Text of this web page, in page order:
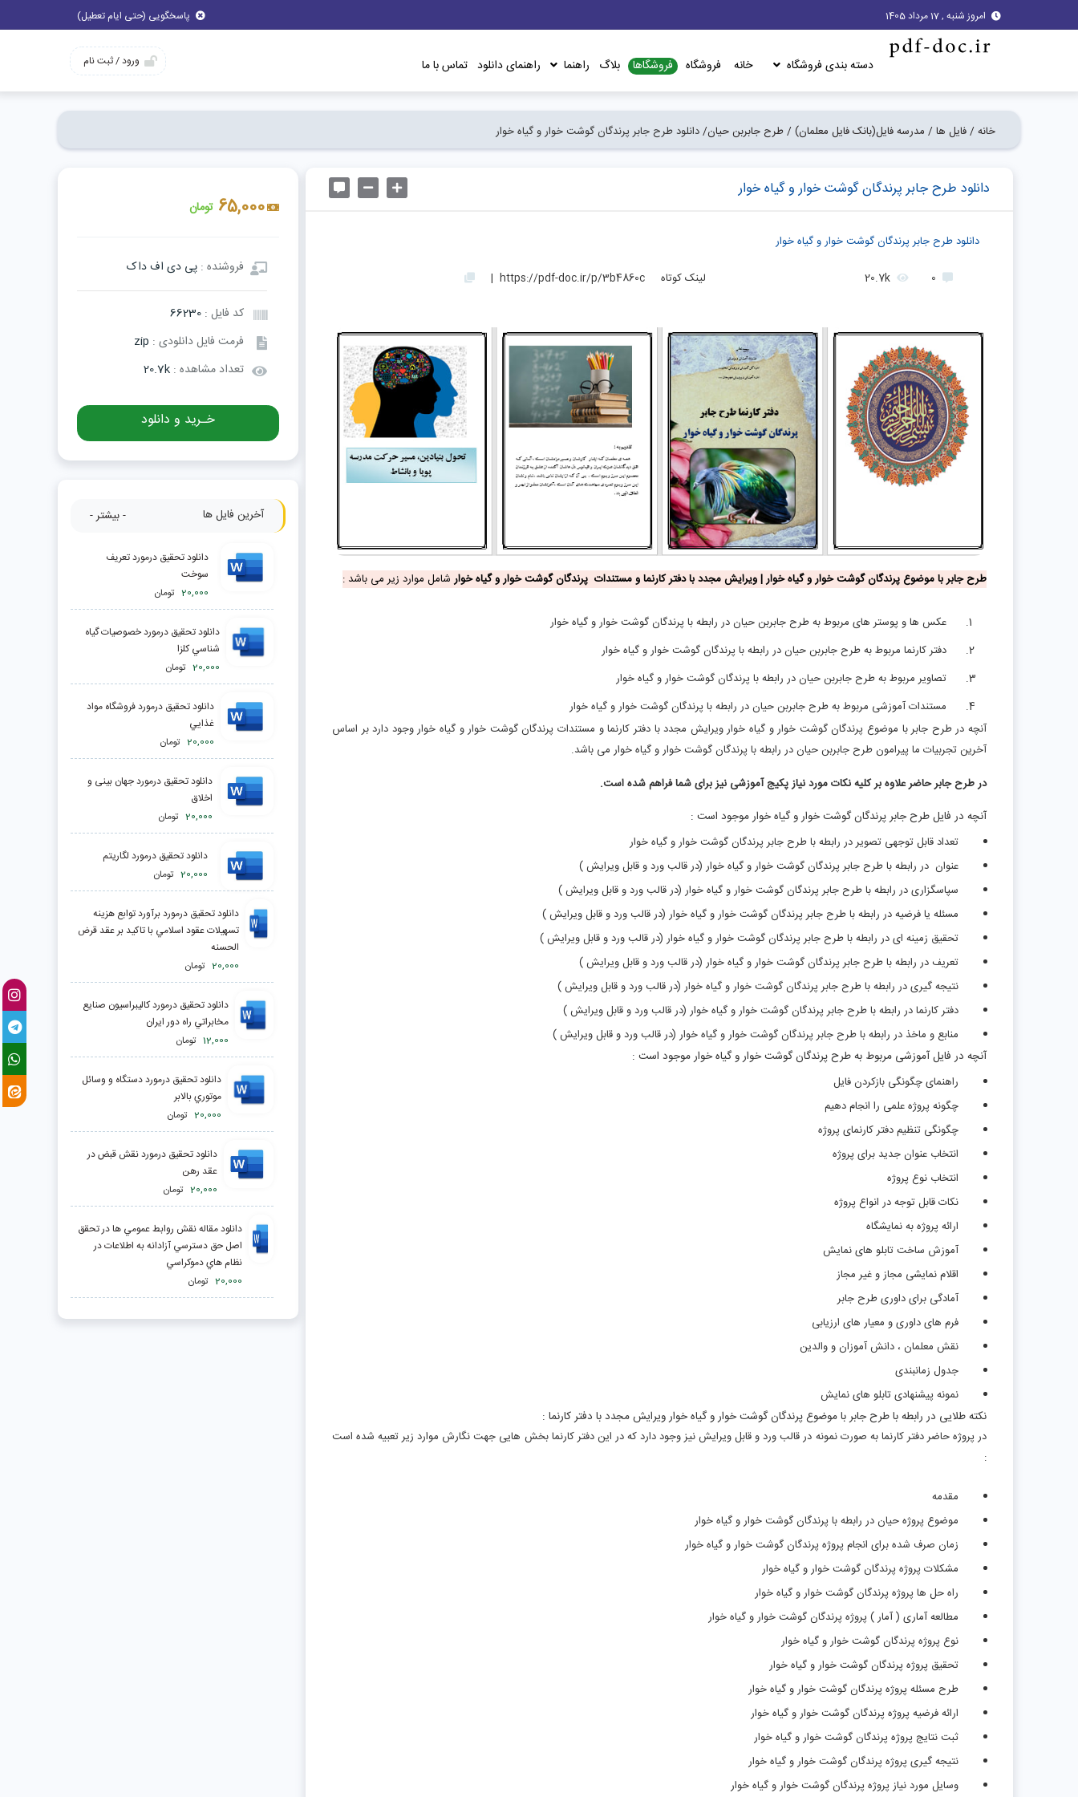
امروز شنبه , 17 مرداد 1405 پاسخگویی (حتی ایام تعطیل)
دسته بندی فروشگاه خانه فروشگاه فروشگاها بلاگ راهنما راهنمای دانلود تماس با ما ورود / ثبت نام
خانه /فایل ها / مدرسه فایل(بانک فایل معلمان) /طرح جابربن حیان/دانلود طرح جابر پرندگان گوشت خوار و گیاه خوار
65,000 تومان
فروشنده : پی دی اف داک
کد فایل : 66230
فرمت فایل دانلودی : zip
تعداد مشاهده : 20.7k
خـرید و دانلود
آخرین فایل ها - بیشتر -
دانلود تحقیق درمورد تعریف
سوخت
20,000 تومان
دانلود تحقیق درمورد خصوصيات گياه
شناسي كلزا
20,000 تومان
دانلود تحقیق درمورد فروشگاه مواد
غذايي
20,000 تومان
دانلود تحقیق درمورد جهان‏ بينى و
اخلاق
20,000 تومان
دانلود تحقیق درمورد لگاريتم
20,000 تومان
دانلود تحقیق درمورد برآورد توابع هزينه
تسهيلات عقود اسلامي با تاكيد بر عقد قرض
الحسنه
20,000 تومان
دانلود تحقیق درمورد كاليبراسيون صنايع
مخابراتي راه دور ايران
12,000 تومان
دانلود تحقیق درمورد دستگاه و وسائل
موتوري بالابر
20,000 تومان
دانلود تحقیق درمورد نقش قبض در
عقد رهن
20,000 تومان
دانلود مقاله نقش روابط عمومي ها در تحقق
اصل حق دسترسي آزادانه به اطلاعات در
نظام هاي دموكراسي
20,000 تومان
دانلود طرح جابر پرندگان گوشت خوار و گیاه خوار
دانلود طرح جابر پرندگان گوشت خوار و گیاه خوار
0
20.7k لینک کوتاه https://pdf-doc.ir/p/3b4860c
|
طرح جابر با موضوع پرندگان گوشت خوار و گیاه خوار | ویرایش مجدد با دفتر کارنما و مستندات پرندگان گوشت خوار و گیاه خوارشامل موارد زیر می باشد :
عکس ها و پوستر های مربوط به طرح جابربن حیان در رابطه با پرندگان گوشت خوار و گیاه خوار
دفتر کارنما مربوط به طرح جابربن حیان در رابطه با پرندگان گوشت خوار و گیاه خوار
تصاویر مربوط به طرح جابربن حیان در رابطه با پرندگان گوشت خوار و گیاه خوار
مستندات آموزشی مربوط به طرح جابربن حیان در رابطه با پرندگان گوشت خوار و گیاه خوار
آنچه در طرح جابر با موضوع پرندگان گوشت خوار و گیاه خوار ویرایش مجدد با دفتر کارنما و مستندات پرندگان گوشت خوار و گیاه خوار وجود دارد بر اساس
آخرین تجربیات ما پیرامون طرح جابربن حیان در رابطه با پرندگان گوشت خوار و گیاه خوار می باشد.
در طرح جابر حاضر علاوه بر کلیه نکات مورد نیاز پکیج آموزشی نیز برای شما فراهم شده است.
آنچه در فایل طرح جابر پرندگان گوشت خوار و گیاه خوار موجود است :
تعداد قابل توجهی تصویر در رابطه با طرح جابر پرندگان گوشت خوار و گیاه خوار
عنوان در رابطه با طرح جابر پرندگان گوشت خوار و گیاه خوار (در قالب ورد و قابل ویرایش )
سپاسگزاری در رابطه با طرح جابر پرندگان گوشت خوار و گیاه خوار (در قالب ورد و قابل ویرایش )
مسئله یا فرضیه در رابطه با طرح جابر پرندگان گوشت خوار و گیاه خوار (در قالب ورد و قابل ویرایش )
تحقیق زمینه ای در رابطه با طرح جابر پرندگان گوشت خوار و گیاه خوار (در قالب ورد و قابل ویرایش )
تعریف در رابطه با طرح جابر پرندگان گوشت خوار و گیاه خوار (در قالب ورد و قابل ویرایش )
نتیجه گیری در رابطه با طرح جابر پرندگان گوشت خوار و گیاه خوار (در قالب ورد و قابل ویرایش )
دفتر کارنما در رابطه با طرح جابر پرندگان گوشت خوار و گیاه خوار (در قالب ورد و قابل ویرایش )
منابع و ماخذ در رابطه با طرح جابر پرندگان گوشت خوار و گیاه خوار (در قالب ورد و قابل ویرایش )
آنچه در فایل آموزشی مربوط به طرح پرندگان گوشت خوار و گیاه خوار موجود است :
راهنمای چگونگی بازکردن فایل
چگونه پروژه علمی را انجام دهیم
چگونگی تنظیم دفتر کارنمای پروژه
انتخاب عنوان جدید برای پروژه
انتخاب نوع پروژه
نکات قابل توجه در انواع پروژه
ارائه پروژه به نمایشگاه
آموزش ساخت تابلو های نمایش
اقلام نمایشی مجاز و غیر مجاز
آمادگی برای داوری طرح جابر
فرم های داوری و معیار های ارزیابی
نقش معلمان ، دانش آموزان و والدین
جدول زمانبندی
نمونه پیشنهادی تابلو های نمایش
نکته طلایی در رابطه با طرح جابر با موضوع پرندگان گوشت خوار و گیاه خوار ویرایش مجدد با دفتر کارنما :
در پروژه حاضر دفتر کارنما به صورت نمونه در قالب ورد و قابل ویرایش نیز وجود دارد که در این دفتر کارنما بخش هایی جهت نگارش موارد زیر تعبیه شده است
:
مقدمه
موضوع پروژه حیان در رابطه با پرندگان گوشت خوار و گیاه خوار
زمان صرف شده برای انجام پروژه پرندگان گوشت خوار و گیاه خوار
مشکلات پروژه پرندگان گوشت خوار و گیاه خوار
راه حل ها پروژه پرندگان گوشت خوار و گیاه خوار
مطالعه آماری ( آمار ) پروژه پرندگان گوشت خوار و گیاه خوار
نوع پروژه پرندگان گوشت خوار و گیاه خوار
تحقیق پروژه پرندگان گوشت خوار و گیاه خوار
طرح مسئله پروژه پرندگان گوشت خوار و گیاه خوار
ارائه فرضیه پروژه پرندگان گوشت خوار و گیاه خوار
ثبت نتایج پروژه پرندگان گوشت خوار و گیاه خوار
نتیجه گیری پروژه پرندگان گوشت خوار و گیاه خوار
وسایل مورد نیاز پروژه پرندگان گوشت خوار و گیاه خوار